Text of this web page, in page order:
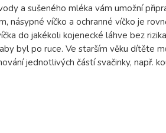
a sušeného mléka vám umožní
násypné víčko a ochranné víčko je
do jakékoli kojenecké láhve bez
byl po ruce. Ve starším věku dítěte
jednotlivých částí svačinky, např.